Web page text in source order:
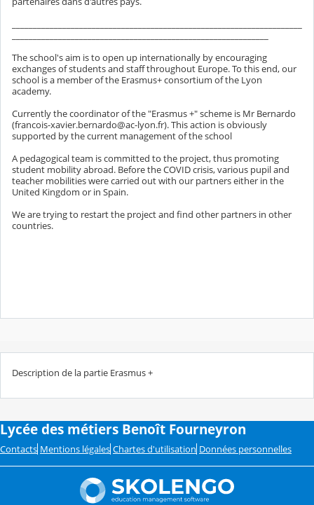
The school's aim is to open up internationally by encouraging
exchanges of students and staff throughout Europe. To this end, our
school is a member of the Erasmus+ consortium of the Lyon
academy.
Currently the coordinator of the "Erasmus +" scheme is Mr Bernardo
(francois-xavier.bernardo@ac-lyon.fr). This action is obviously
supported by the current management of the school
A pedagogical team is committed to the project, thus promoting
student mobility abroad. Before the COVID crisis, various pupil and
teacher mobilities were carried out with our partners either in the
United Kingdom or in Spain.
We are trying to restart the project and find other partners in other
countries.
Description de la partie Erasmus +
Lycée des métiers Benoît Fourneyron
Contacts Mentions légales Chartes d'utilisation Données personnelles